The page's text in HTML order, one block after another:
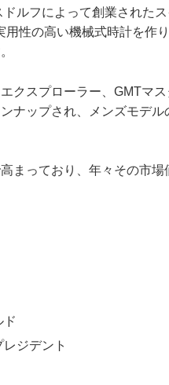
ルフによって創業された
用性の高い機械式時計を作
クスプローラー、GMTマ
ナップされ、メンズモデ
まっており、年々その市場
ド
ジデント